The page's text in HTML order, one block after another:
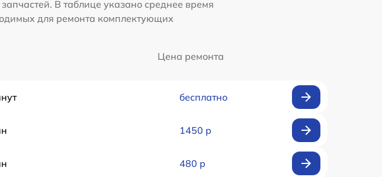
В таблице указано среднее время
для ремонта комплектующих
Цена ремонта
бесплатно
1450 р
480 р